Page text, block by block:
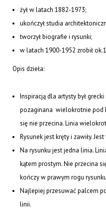
żył w latach 1882-1973;
ukończył studia
tworzył biografie i rysunki;
w latach 1900-1952 zrobił
Opis dzieła:
Inspiracją dla artysty był
pozaginana wielokrotnie pod
się nie przecina. Linia
Rysunek jest kręty i zawiły.
Na rysunku jest jedna linia.
kątem prostym. Nie przecina
kończy w prawym rogu
Najlepiej przesuwać palcem
linii.